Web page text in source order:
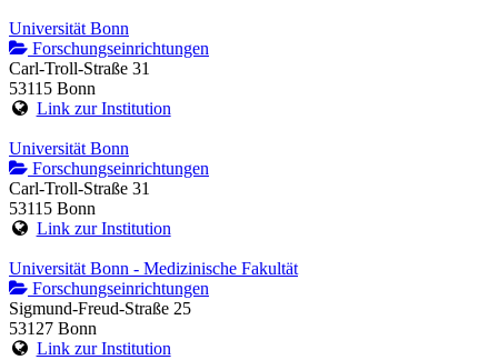
Universität Bonn
Forschungseinrichtungen
Carl-Troll-Straße 31
53115 Bonn
Link zur Institution
Universität Bonn
Forschungseinrichtungen
Carl-Troll-Straße 31
53115 Bonn
Link zur Institution
Universität Bonn - Medizinische Fakultät
Forschungseinrichtungen
Sigmund-Freud-Straße 25
53127 Bonn
Link zur Institution